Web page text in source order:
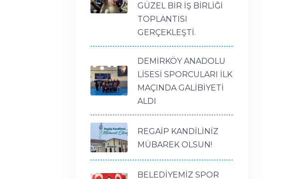
GÜZEL BİR İŞ BİRLİĞİ
TOPLANTISI
GERÇEKLEŞTİ.
DEMİRKÖY ANADOLU
LİSESİ SPORCULARI İLK
MAÇINDA GALİBİYETİ
ALDI
REGAİP KANDİLİNİZ
MÜBAREK OLSUN!
BELEDİYEMİZ SPOR